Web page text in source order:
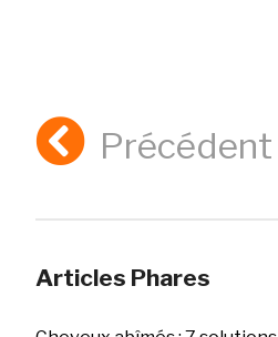
Précédent
Articles Phares